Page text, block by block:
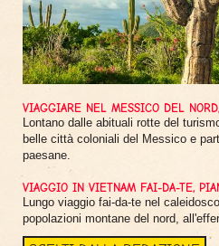
VIAGGIARE NEL MESSICO DEL
Lontano dalle abituali rotte del
belle città coloniali del Messico e
paesane.
VIAGGIO IN VIETNAM FAI-DA-TE,
Lungo viaggio fai-da-te nel
popolazioni montane del nord,